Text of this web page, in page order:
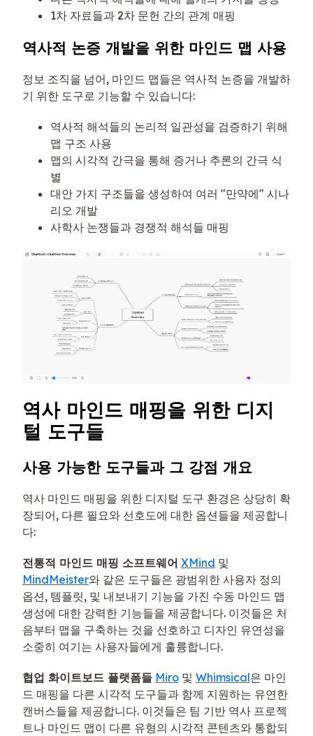
1차 자료들과 2차 문헌 간의 관계 매핑
역사적 논증 개발을 위한 마인드 맵 사용
정보 조직을 넘어, 마인드 맵들은 역사적 논증을 개발하
기 위한 도구로 기능할 수 있습니다:
역사적 해석들의 논리적 일관성을 검증하기 위해
맵 구조 사용
맵의 시각적 간극을 통해 증거나 추론의 간극 식
별
대안 가지 구조들을 생성하여 여러 "만약에" 시나
리오 개발
사학사 논쟁들과 경쟁적 해석들 매핑
역사 마인드 매핑을 위한 디지
털 도구들
사용 가능한 도구들과 그 강점 개요
역사 마인드 매핑을 위한 디지털 도구 환경은 상당히 확
장되어, 다른 필요와 선호도에 대한 옵션들을 제공합니
다:
전통적 마인드 매핑 소프트웨어 XMind 및
MindMeister와 같은 도구들은 광범위한 사용자 정의
옵션, 템플릿, 및 내보내기 기능을 가진 수동 마인드 맵
생성에 대한 강력한 기능들을 제공합니다. 이것들은 처
음부터 맵을 구축하는 것을 선호하고 디자인 유연성을
소중히 여기는 사용자들에게 훌륭합니다.
협업 화이트보드 플랫폼들 Miro 및 Whimsical은 마인
드 매핑을 다른 시각적 도구들과 함께 지원하는 유연한
캔버스들을 제공합니다. 이것들은 팀 기반 역사 프로젝
트나 마인드 맵이 다른 유형의 시각적 콘텐츠와 통합되